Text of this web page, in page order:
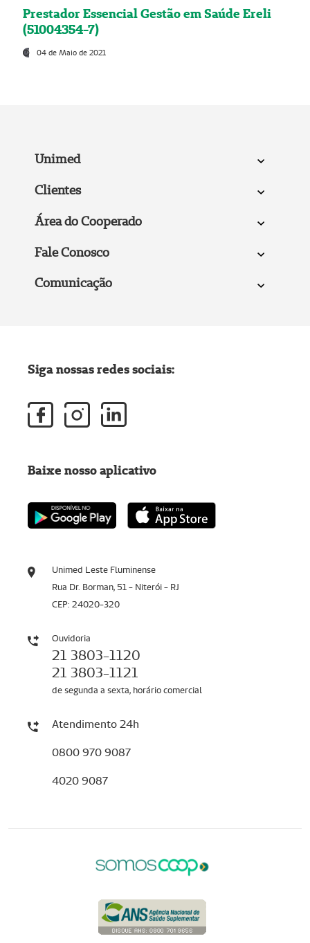
Prestador Essencial Gestão em Saúde Ereli
(51004354-7)
04 de Maio de 2021
Unimed
Clientes
Área do Cooperado
Fale Conosco
Comunicação
Unimed Leste Fluminense
Rua Dr. Borman, 51 - Niterói - RJ
CEP: 24020-320
Ouvidoria
21 3803-1120
21 3803-1121
de segunda a sexta, horário comercial
Atendimento 24h
0800 970 9087
4020 9087
Siga nossas redes sociais:
Baixe nosso aplicativo